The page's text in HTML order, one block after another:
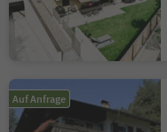
Auf Anfrage